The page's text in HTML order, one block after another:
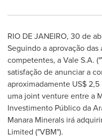
RIO DE JANEIRO, 30 de
Seguindo a aprovação
competentes, a Vale S.A.
satisfação de anunciar a
aproximadamente US$ 2,5
uma joint venture entre a
Investimento Público da
Manara Minerals irá
Limited ("VBM").